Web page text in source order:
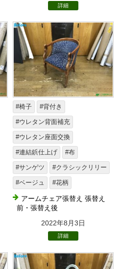
詳細
#椅子 #背付き
#ウレタン背面補充
#ウレタン座面交換
#連結鋲仕上げ #布
#サンゲツ #クラシックリリー
#ベージュ #花柄
アームチェア張替え 張替え
前・張替え後
2022年8月3日
詳細